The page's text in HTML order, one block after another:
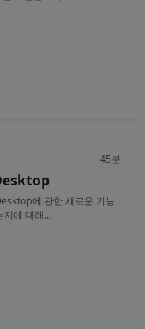
45분
에 관한 새로운 기능
에 대해...